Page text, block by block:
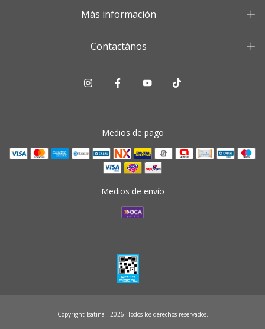
Más información
Contactános
Medios de pago
Medios de envío
Copyright Isatina - 2026. Todos los derechos reservados.